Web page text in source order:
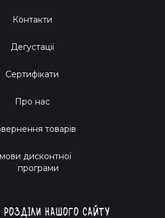
Контакти
Дегустації
Сертифікати
Про нас
товарів
дисконтної
програми
розділи нашого сайту